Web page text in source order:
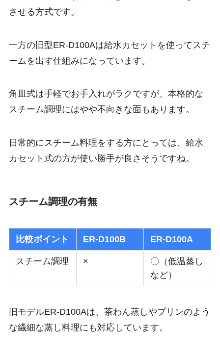
させる方式です。
一方の旧型ER-D100Aは給水カセット を使ってスチ
ームを出す仕組みになっています。
角皿式は手軽でお手入れがラクですが、本格的な
スチーム調理にはやや不向きな面もあります。
日常的にスチーム料理をする方にとっては、給水
カセット式の方が使い勝手が良さそうですね。
スチーム調理の有無
比較ポイント ER-D100B ER-D100A
スチーム調理 ×
〇（低温蒸し
など）
旧モデルER-D100Aは、茶わん蒸しやプリンのよう
な繊細な蒸し料理にも対応しています。